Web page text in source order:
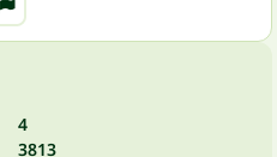
4
3813